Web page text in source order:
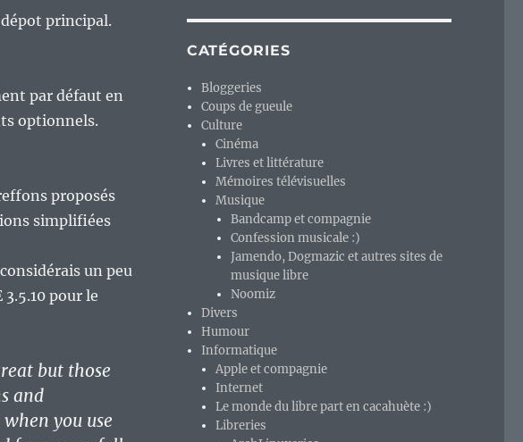
dépot principal.
par défaut en
optionnels.
proposés
simplifiées
un peu
pour le
but those
and
you use
CATÉGORIES
Bloggeries
Coups de gueule
Culture
Cinéma
Livres et littérature
Mémoires télévisuelles
Musique
Bandcamp et compagnie
Confession musicale :)
Jamendo, Dogmazic et autres sites de
musique libre
Noomiz
Divers
Humour
Informatique
Apple et compagnie
Internet
Le monde du libre part en cacahuète :)
Libreries